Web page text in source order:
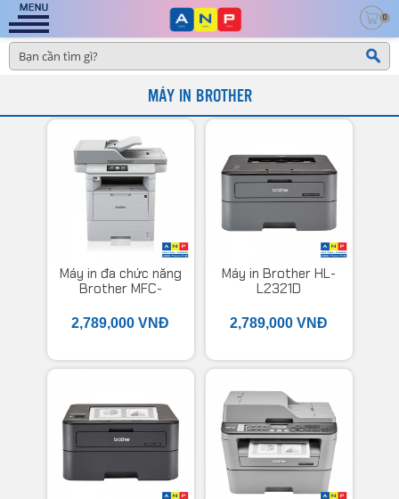
0
MÁY IN BROTHER
Máy in đa chức năng
Brother MFC-
2,789,000 VNĐ
Máy in Brother HL-
L2321D
2,789,000 VNĐ